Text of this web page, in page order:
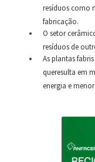
resíduos como
fabricação.
O setor
resíduos de
As plantas
queresulta em
energia e